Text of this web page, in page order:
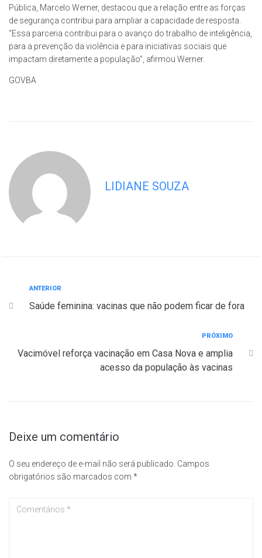
Pública, Marcelo Werner, destacou que a relação entre as forças
de segurança contribui para ampliar a capacidade de resposta.
“Essa parceria contribui para o avanço do trabalho de inteligência,
para a prevenção da violência e para iniciativas sociais que
impactam diretamente a população”, afirmou Werner.
GOVBA
LIDIANE SOUZA
ANTERIOR
Saúde feminina: vacinas que não podem ficar de fora
PRÓXIMO
Vacimóvel reforça vacinação em Casa Nova e amplia
acesso da população às vacinas
Deixe um comentário
O seu endereço de e-mail não será publicado. Campos
obrigatórios são marcados com *